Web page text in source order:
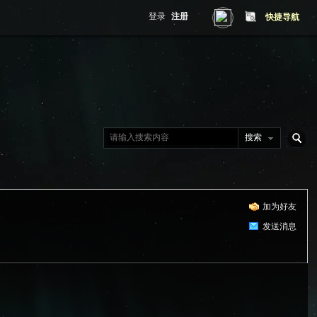
快捷导航
登录 注册
搜索
加为好友
发送消息